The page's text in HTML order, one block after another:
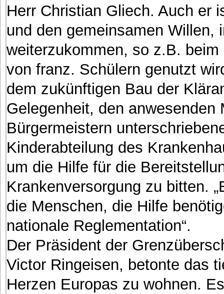
Herr Christian Gliech. Auch er
und den gemeinsamen Willen,
weiterzukommen, so z.B.
von franz. Schülern genutzt
dem zukünftigen Bau der
Gelegenheit, den
Bürgermeistern
Kinderabteilung des
um die Hilfe für die
Krankenversorgung zu bitten.
die Menschen, die Hilfe
nationale Reglementation“.
Der Präsident der
Victor Ringeisen, betonte das
Herzen Europas zu wohnen.